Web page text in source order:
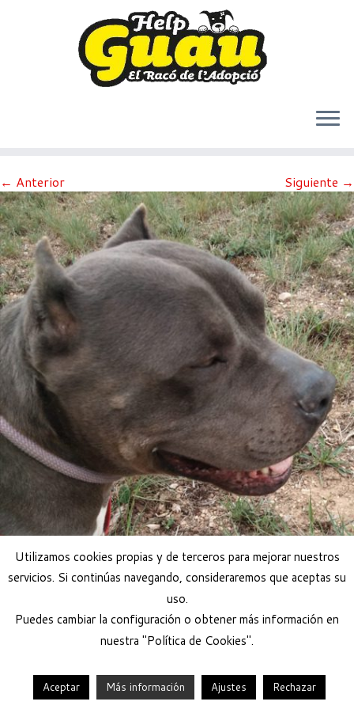
al
contenido
← Anterior Siguiente →
Adoptar perro
© 2026 Help Guau ·Funciona con · Diseñado con el Tema Customizr
Utilizamos cookies propias y de terceros para mejorar nuestros
servicios. Si continúas navegando, consideraremos que aceptas su
uso.
Puedes cambiar la configuración o obtener más información en
nuestra "Política de Cookies".
Aceptar Más información Ajustes Rechazar